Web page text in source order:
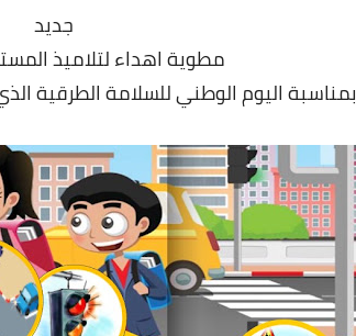
جديد
مطوية اهداء لتلاميذ
بمناسبة اليوم الوطني للسلامة الطرقية الذي يصادف 18